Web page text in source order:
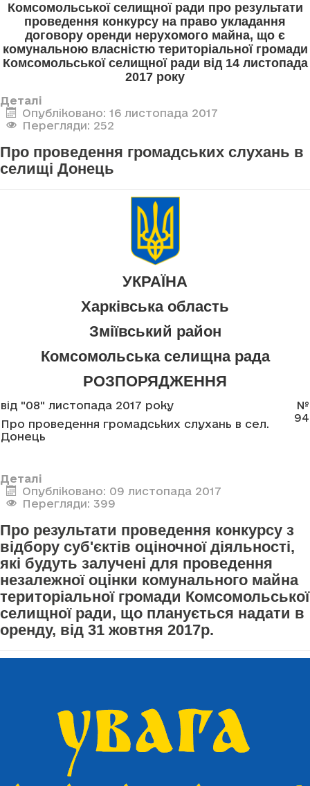
Комсомольської селищної ради про результати
проведення конкурсу на право укладання
договору оренди нерухомого майна, що є
комунальною власністю територіальної громади
Комсомольської селищної ради від 14 листопада
2017 року
Деталі
Опубліковано: 16 листопада 2017
Перегляди: 252
Про проведення громадських слухань в
селищі Донець
УКРАЇНА
Харківська область
Зміївський район
Комсомольська селищна рада
РОЗПОРЯДЖЕННЯ
від "08" листопада 2017 року
Про проведення громадських слухань в сел.
Донець
№
94
Деталі
Опубліковано: 09 листопада 2017
Перегляди: 399
Про результати проведення конкурсу з
відбору суб'єктів оціночної діяльності,
які будуть залучені для проведення
незалежної оцінки комунального майна
територіальної громади Комсомольської
селищної ради, що планується надати в
оренду, від 31 жовтня 2017р.